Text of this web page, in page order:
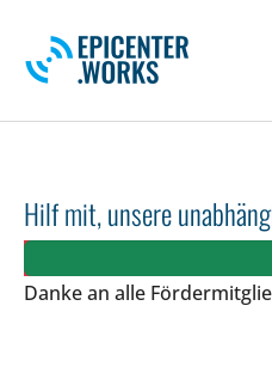
Hilf mit, unsere
Danke an alle